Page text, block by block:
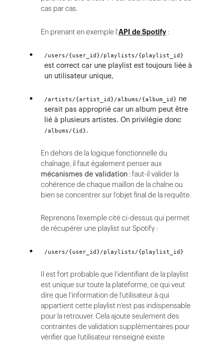
cas par cas.
En prenant en exemple l’API de Spotify :
/users/{user_id}/playlists/{playlist_id}
est correct car une playlist est toujours liée à
un utilisateur unique,
/artists/{artist_id}/albums/{album_id} ne
serait pas approprié car un album peut être
lié à plusieurs artistes. On privilégie donc
/albums/{id}.
En dehors de la logique fonctionnelle du
chaînage, il faut également penser aux
mécanismes de validation : faut-il valider la
cohérence de chaque maillon de la chaîne ou
bien se concentrer sur l’objet final de la requête.
Reprenons l’exemple cité ci-dessus qui permet
de récupérer une playlist sur Spotify :
/users/{user_id}/playlists/{playlist_id}
Il est fort probable que l’identifiant de la playlist
est unique sur toute la plateforme, ce qui veut
dire que l’information de l’utilisateur à qui
appartient cette playlist n’est pas indispensable
pour la retrouver. Cela ajoute seulement des
contraintes de validation supplémentaires pour
vérifier que l’utilisateur renseigné existe